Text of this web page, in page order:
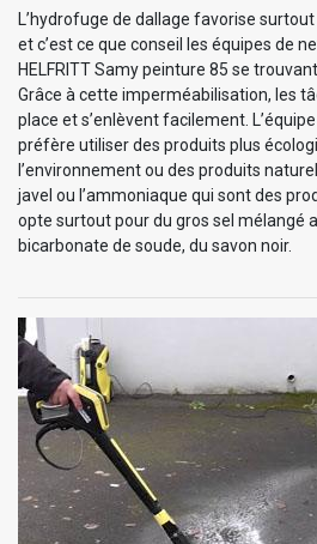
L’hydrofuge de dallage favorise
et c’est ce que conseil les équipes de
HELFRITT Samy peinture 85 se
Grâce à cette imperméabilisation, les
place et s’enlèvent facilement.
préfère utiliser des produits plus
l’environnement ou des produits
javel ou l’ammoniaque qui sont des
opte surtout pour du gros sel mélangé
bicarbonate de soude, du savon noir.